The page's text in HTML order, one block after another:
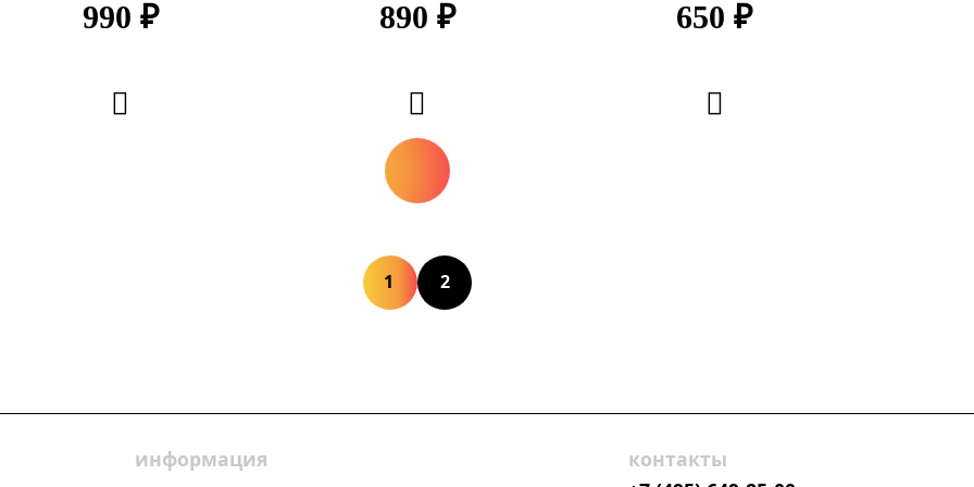
990 ₽ 890 ₽ 650 ₽
1 2
информация
контакты